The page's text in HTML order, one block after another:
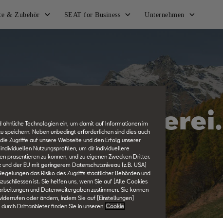
& Zubehör SEAT for Business Unternehmen
Sklaverei.
Technologien ein, um damit auf Informationen im
speichern. Neben unbedingt erforderlichen sind dies auch
Zugriffe auf unsere Webseite und den Erfolg unserer
Nutzungsprofilen, um dir individuellere
präsentieren zu können, und zu eigenen Zwecken Dritter.
der EU mit geringerem Datenschutzniveau (z.B. USA)
das Risiko des Zugriffs staatlicher Behörden und
ist. Sie helfen uns, wenn Sie auf [Alle Cookies
und Datenweitergaben zustimmen. Sie können
oder ändern, indem Sie auf [Einstellungen]
Drittanbieter finden Sie in unseren Cookie